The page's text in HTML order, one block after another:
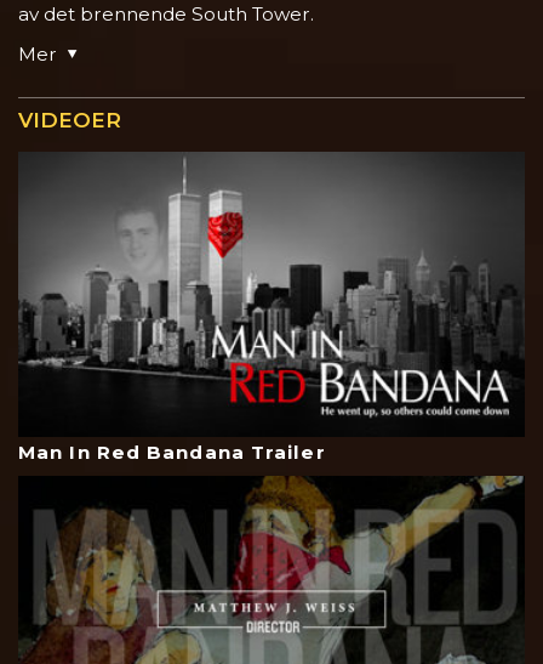
av det brennende South Tower.
Mer
VIDEOER
Man In Red Bandana Trailer